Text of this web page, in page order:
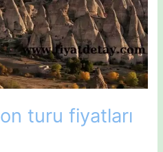
turu fiyatları